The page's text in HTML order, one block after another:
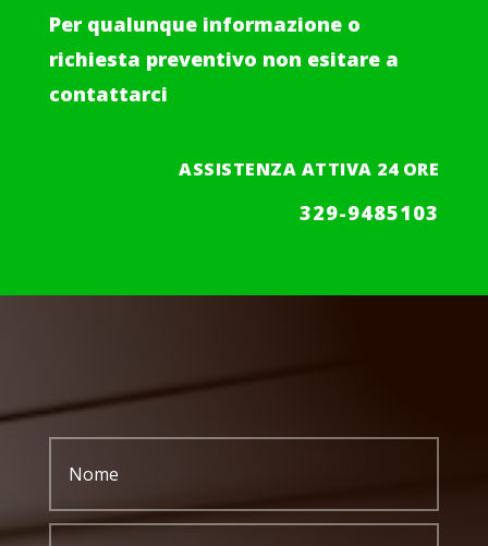
Per qualunque informazione o
richiesta preventivo non esitare a
contattarci
ASSISTENZA ATTIVA 24 ORE
329-9485103